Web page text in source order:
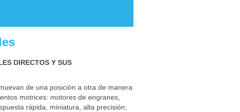
DIRECTOS Y SUS
de una posición a otra de manera
motrices: motores de engranes,
rápida, miniatura, alta precisión,